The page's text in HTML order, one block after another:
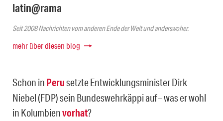
latin@rama
Seit 2008 Nachrichten vom anderen Ende der Welt und anderswoher.
mehr über diesen blog
Schon in Perusetzte Entwicklungsminister Dirk
Niebel (FDP) sein Bundeswehrkäppi auf – was er wohl
in Kolumbienvorhat?